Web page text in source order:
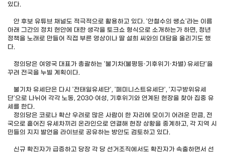
있다.
안 후보 유튜브 채널도 적극적으로 활용하고 있다. '안철수의 쌩쇼'라는 이름
아래 그간의 정치 현안에 대한 생각을 토크쇼 형식으로 소개하는가 하면, 청년
정책을 노래로 만들어 직접 부른 영상이나 딸 설희 씨와의 대담을 올리기도 했
다.
정의당은 여영국 대표가 총괄하는 '불기차(불평등·기후위기·차별) 유세단'을
꾸려 전국을 누빌 계획이다.
불기차 유세단은 다시 '전태일유세단', '페미니스트유세단', '지구방위유세
단'으로 나뉘어 각각 노동, 2030·여성, 기후위기와 연계된 현장을 찾아 집중 유
세를 한다.
정의당은 코로나 확산 우려로 많은 사람이 한 자리에 모이기 어려운 만큼, 전
국으로 흩어진 유세차끼리 온라인으로 연결해 현장 상황을 중계하고, 각 지역 시
민들의 지지 발언을 라이브로 공유하는 방안도 검토하고 있다.
신규 확진자가 급증하고 당장 각 당 선거조직에서도 확진자가 속출하면서 선